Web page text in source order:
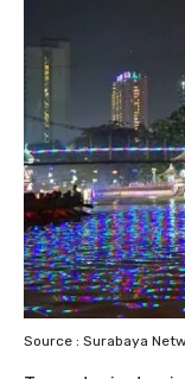
Source : Surabaya